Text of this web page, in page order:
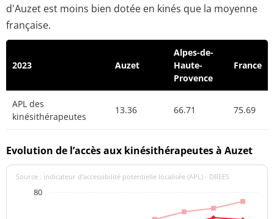
d'Auzet est moins bien dotée en kinés que la moyenne
française.
2023 Auzet
Alpes-de-
Haute-
Provence
France
APL des
kinésithérapeutes
13.36 66.71 75.69
Evolution de l’accès aux kinésithérapeutes à Auzet
Source : indicateur d’accessibilité potentielle localisée (APL) - DREES
80